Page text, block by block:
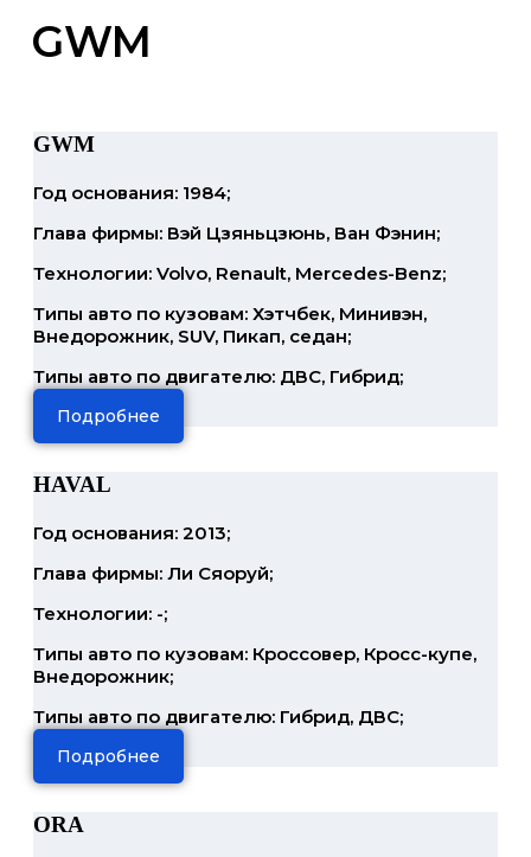
GWM
GWM
Год основания: 1984;
Глава фирмы: Вэй Цзяньцзюнь, Ван Фэнин;
Технологии: Volvo, Renault, Mercedes-Benz;
Типы авто по кузовам: Хэтчбек, Минивэн,
Внедорожник, SUV, Пикап, седан;
Типы авто по двигателю: ДВС, Гибрид;
Подробнее
HAVAL
Год основания: 2013;
Глава фирмы: Ли Сяоруй;
Технологии: -;
Типы авто по кузовам: Кроссовер, Кросс-купе,
Внедорожник;
Типы авто по двигателю: Гибрид, ДВС;
Подробнее
ORA